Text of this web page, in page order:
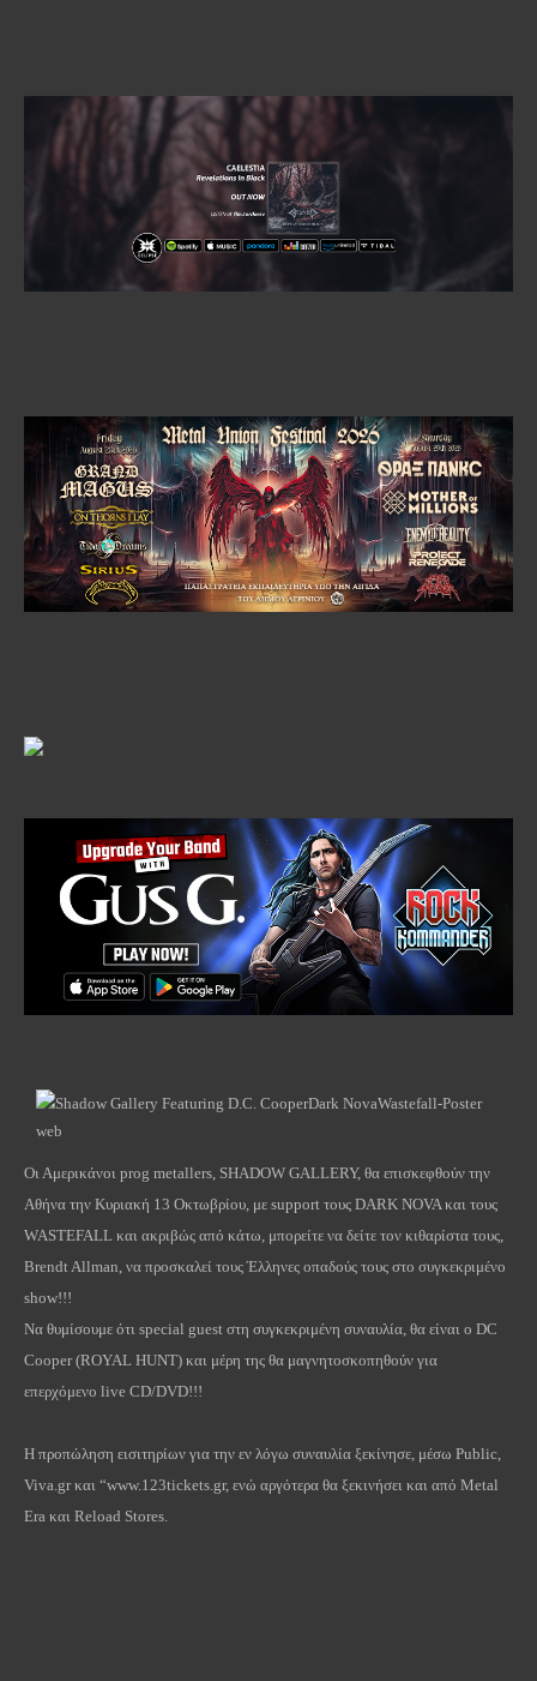
Οι Αμερικάνοι prog metallers, SHADOW GALLERY, θα επισκεφθούν την
Αθήνα την Κυριακή 13 Οκτωβρίου, με support τους DARK NOVA και τους
WASTEFALL και ακριβώς από κάτω, μπορείτε να δείτε τον κιθαρίστα τους,
Brendt Allman, να προσκαλεί τους Έλληνες οπαδούς τους στο συγκεκριμένο
show!!!
Να θυμίσουμε ότι special guest στη συγκεκριμένη συναυλία, θα είναι ο DC
Cooper (ROYAL HUNT) και μέρη της θα μαγνητοσκοπηθούν για
επερχόμενο live CD/DVD!!!
H προπώληση εισιτηρίων για την εν λόγω συναυλία ξεκίνησε, μέσω Public,
Viva.gr και “www.123tickets.gr, ενώ αργότερα θα ξεκινήσει και από Metal
Era και Reload Stores.